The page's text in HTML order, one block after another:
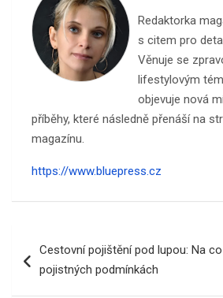
Redaktorka
s citem pro
Věnuje se
lifestylovým
objevuje nová
příběhy, které následně přenáší na
magazínu.
https://www.bluepress.cz
proCestovní pojištění pod lupou: Na
pojistných podmínkách